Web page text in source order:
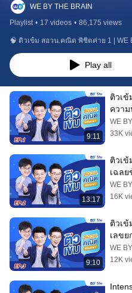
WE BY THE BRAIN
Playlist • 17 videos • 86,175 views
🧠 ติวเข้ม สอวน.คณิต พิชิตค่าย 1 | WE
Play all
9:11
ติวเ
ควา
WE
33K
13:17
ติวเข้
เฉล
WE
16K
9:10
ติวเ
เลขย
WE
12K